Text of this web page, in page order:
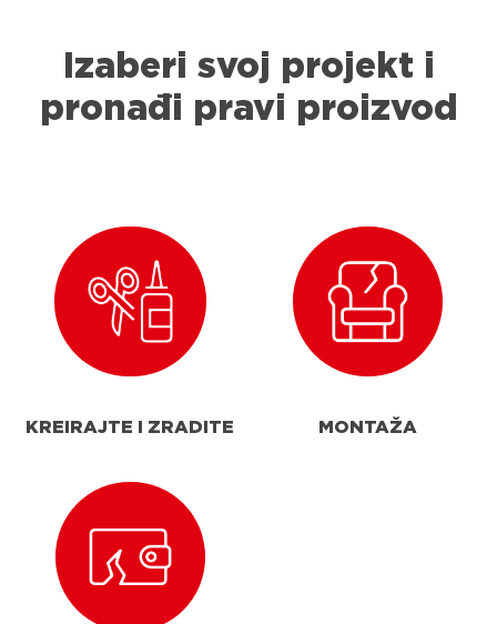
Izaberi svoj projekt i
pronađi pravi proizvod
KREIRAJTE I ZRADITE MONTAŽA